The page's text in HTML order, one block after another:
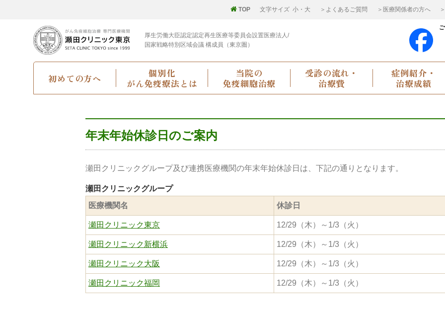
TOP 文字サイズ 小 ・ 大 ＞よくあるご質問 ＞医療関係者の方へ
厚生労働大臣認定認定再生医療等委員会設置医療法人/
国家戦略特別区域会議 構成員（東京圏）
初めての方へ
個別化
がん免疫療法とは
当院の
免疫細胞治療
受診の流れ・
治療費
症例紹介・
治療成績
年末年始休診日のご案内
瀬田クリニックグループ及び連携医療機関の年末年始休診日は、下記の通りとなります。
瀬田クリニックグループ
医療機関名
休診日
瀬田クリニック東京 12/29（木）～1/3（火）
瀬田クリニック新横浜 12/29（木）～1/3（火）
瀬田クリニック大阪 12/29（木）～1/3（火）
瀬田クリニック福岡 12/29（木）～1/3（火）